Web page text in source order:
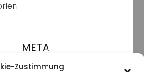
Zustimmung
META